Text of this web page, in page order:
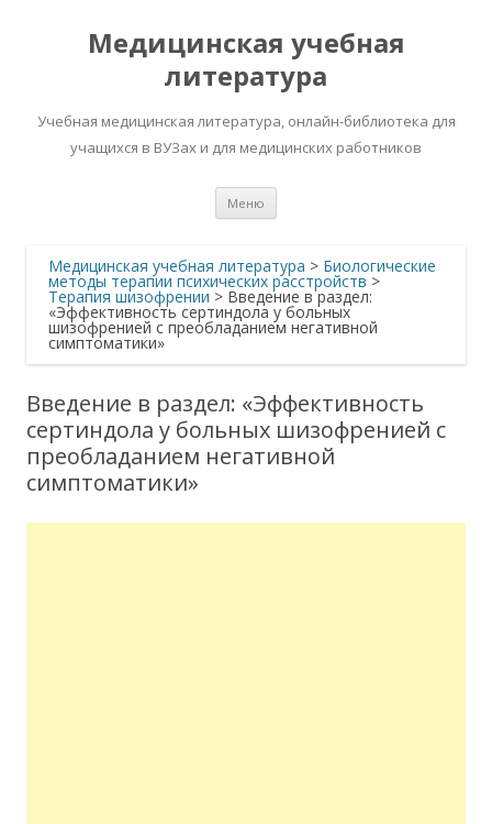
Медицинская учебная
литература
Учебная медицинская литература, онлайн-библиотека для
учащихся в ВУЗах и для медицинских работников
Меню
Медицинская учебная литература > Биологические
методы терапии психических расстройств >
Терапия шизофрении > Введение в раздел:
«Эффективность сертиндола у больных
шизофренией с преобладанием негативной
симптоматики»
Введение в раздел: «Эффективность
сертиндола у больных шизофренией с
преобладанием негативной
симптоматики»